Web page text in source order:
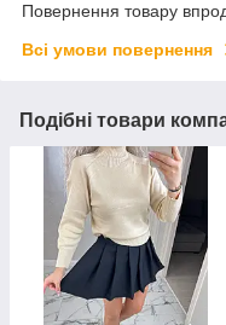
Повернення товару
Всі умови повернення
Подібні товари